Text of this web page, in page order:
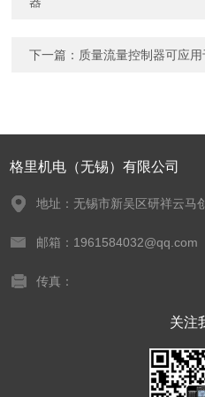
下一篇： 质量流量控制器可应
格里机电（无锡）有限公司
地址：无锡市新吴区研祥云马
邮箱：1961584032@qq.com
传真：
关注